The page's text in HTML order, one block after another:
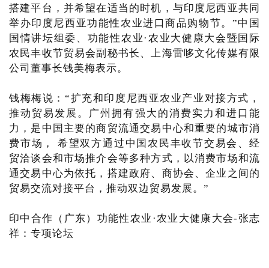
搭建平台，并希望在适当的时机，与印度尼西亚共同
举办印度尼西亚功能性农业进口商品购物节。”中国
国情讲坛组委、功能性农业·农业大健康大会暨国际
农民丰收节贸易会副秘书长、上海雷哆文化传媒有限
公司董事长钱美梅表示。
钱梅梅说：“扩充和印度尼西亚农业产业对接方式，
推动贸易发展。广州拥有强大的消费实力和进口能
力，是中国主要的商贸流通交易中心和重要的城市消
费市场， 希望双方通过中国农民丰收节交易会、经
贸洽谈会和市场推介会等多种方式，以消费市场和流
通交易中心为依托，搭建政府、商协会、企业之间的
贸易交流对接平台，推动双边贸易发展。”
印中合作（广东）功能性农业·农业大健康大会-张志
祥：专项论坛